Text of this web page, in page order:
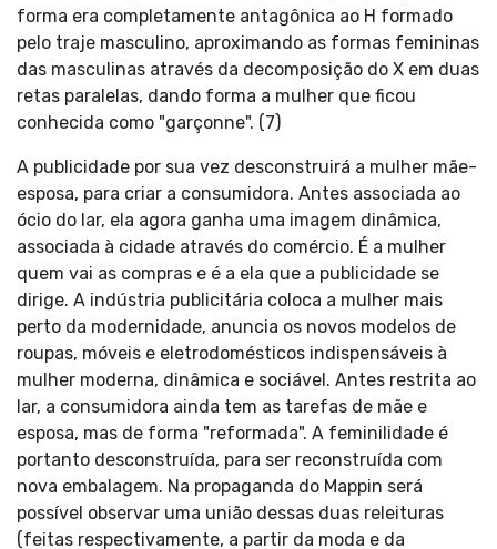
forma era completamente antagônica ao H formado
pelo traje masculino, aproximando as formas femininas
das masculinas através da decomposição do X em duas
retas paralelas, dando forma a mulher que ficou
conhecida como "garçonne". (7)
A publicidade por sua vez desconstruirá a mulher mãe-
esposa, para criar a consumidora. Antes associada ao
ócio do lar, ela agora ganha uma imagem dinâmica,
associada à cidade através do comércio. É a mulher
quem vai as compras e é a ela que a publicidade se
dirige. A indústria publicitária coloca a mulher mais
perto da modernidade, anuncia os novos modelos de
roupas, móveis e eletrodomésticos indispensáveis à
mulher moderna, dinâmica e sociável. Antes restrita ao
lar, a consumidora ainda tem as tarefas de mãe e
esposa, mas de forma "reformada". A feminilidade é
portanto desconstruída, para ser reconstruída com
nova embalagem. Na propaganda do Mappin será
possível observar uma união dessas duas releituras
(feitas respectivamente, a partir da moda e da